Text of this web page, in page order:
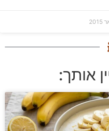
אותך: